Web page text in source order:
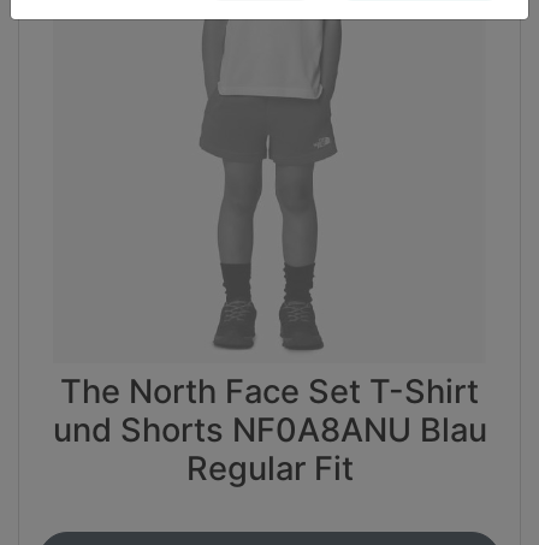
The North Face Set T-Shirt
und Shorts NF0A8ANU Blau
Regular Fit